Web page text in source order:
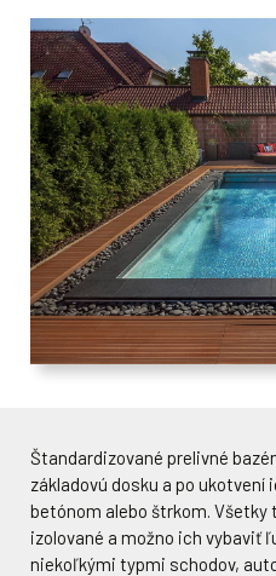
Štandardizované prelivné
základovú dosku a po
betónom alebo štrkom. Všetky
izolované a možno ich vybaviť
niekoľkými typmi schodov,